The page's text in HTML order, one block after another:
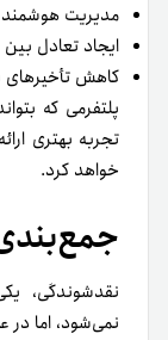
مدیریت
ایجاد تعادل
کاهش
پلتفرمی که
تجربه بهتری
خواهد کرد.
نقدشوندگی،
نمی‌شود، اما در